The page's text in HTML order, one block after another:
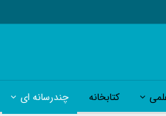
کتابخانه چندرسانه ای